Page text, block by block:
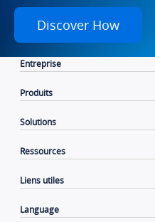
Discover How
Entreprise
Produits
Solutions
Ressources
Liens utiles
Language